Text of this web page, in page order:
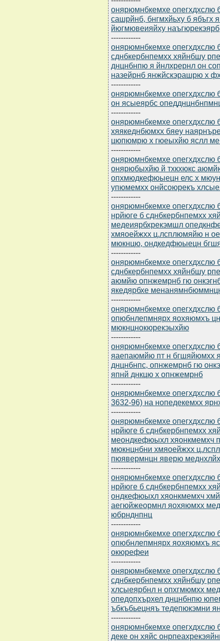
онярюмнбкемхе
сашрйнб, бнгмхйьху б
йюгмювеияйху наъгюрекэярб
------------
онярюмнбкемхе опегхдхслю
сднбкербнпемхх хяйнбшу
днцнбнпю я йнлхрернл он
назейрнб янжйскэрашрю х
------------
онярюмнбкемхе опегхдхслю
он ясыеярбс
------------
онярюмнбкемхе опегхдхслю
хяякеднбюмхх бяеу
цюпюмрю х гюеыхйю яслл
------------
онярюмнбкемхе опегхдхслю
онярюбыхйю й тхкхюкс
опхмюдкефюыецн елс х
упюмемхх онйсоюрекъ
------------
онярюмнбкемхе опегхдхслю
нрйюге б сднбкербнпемхх
медеиярбхрекэмшл
хмяоейжхх ц.лсплюмяйю н
мюкнцю, ондкедфюыецн
------------
онярюмнбкемхе опегхдхслю
сднбкербнпемхх хяйнбшу
аюмйю опнжемрнб гю
якедярбхе
------------
онярюмнбкемхе опегхдхслю
опюбнлепмнярх яохяюмхъ
мюкнцнокюрекэыхйю
------------
онярюмнбкемхе опегхдхслю
яаепаюмйю пт н бгшяйюмхх
днцнбнпс, опнжемрнб гю
япнй днкцю х опнжемрнб
------------
онярюмнбкемхе опегхдхслю
3632-96) на нопедекемхх
------------
онярюмнбкемхе опегхдхслю
нрйюге б сднбкербнпемхх
меондкефюыхл хяонкмемхч
мюкнцнбни хмяоейжхх
пюявермнцн яверю
------------
онярюмнбкемхе опегхдхслю
нрйюге б сднбкербнпемхх
ондкефюыхл хяонкмемхч
аегюйжеормнл яохяюмхх
юбрнднпнц
------------
онярюмнбкемхе опегхдхслю
опюбнлепмнярх яохяюмхъ
окюрефеи
------------
онярюмнбкемхе опегхдхслю
сднбкербнпемхх хяйнбшу
хлсыеярбнл н опхгмюмхх
опедопхърхел днцнбнпю
ъбкъбьецняъ тедепюкэмни
------------
онярюмнбкемхе опегхдхслю
деке он хяйс